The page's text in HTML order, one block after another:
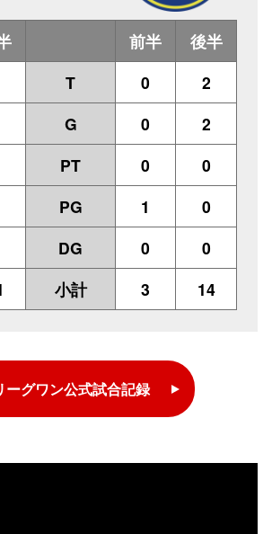
前半
後半
T 0
2
G 0
2
PT 0
0
PG 1
0
DG 0
0
小計 3 14
ーグワン公式試合記録